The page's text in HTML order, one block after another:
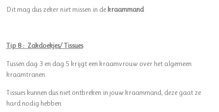
Dit mag dus zeker niet missen in de kraammand
Tip 8 : Zakdoekjes/ Tissues
Tussen dag 3 en dag 5 krijgt een kraamvrouw over het algemeen
kraamtranen.
Tissues kunnen dus niet ontbreken in jouw kraammand, deze gaat ze
hard nodig hebben.